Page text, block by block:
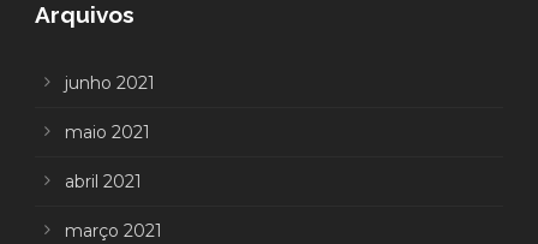
Arquivos
junho 2021
maio 2021
abril 2021
março 2021